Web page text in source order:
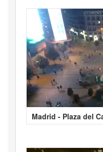
Madrid - Plaza del